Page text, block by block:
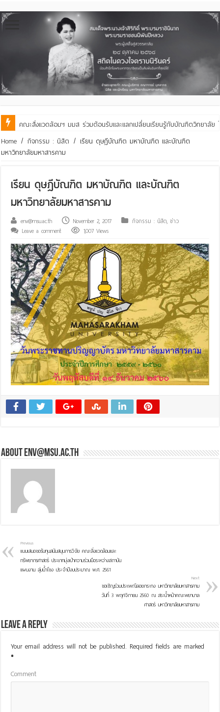
คณะสิ่งแวดล้อมฯ มมส ร่วมต้อนรับและแลกเปลี่ยนเรียนรู้กับบัณฑิตวิทยาลัย ใน
Home / กิจกรรม : นิสิต / เรียน ดุษฎีบัณฑิต มหาบัณฑิต และบัณฑิต
มหาวิทยาลัยมหาสารคาม
เรียน ดุษฎีบัณฑิต มหาบัณฑิต และบัณฑิต
มหาวิทยาลัยมหาสารคาม
env@msu.ac.th November 2, 2017 กิจกรรม : นิสิต,ข่าว
Leave a comment
1,007 Views
About env@msu.ac.th
Previous
แบบเสนอขอรับทุนสนับสนุนการวิจัย คณะสิ่งแวดล้อมและ
ทรัพยากรศาสตร์ ประเภทมุ่งเป้าความร่วมมือระหว่างสถาบัน
แผนงาน ลุ่มน้ำโขง ประจำปีงบประมาณ พ.ศ. 2561
Next
ขอเชิญร่วมประเพณีลอยกระทง มหาวิทยาลัยมหาสารคาม
วันที่ 3 พฤศจิกายน 2560 ณ สระน้ำหน้าคณะพยาบาล
ศาสตร์ มหาวิทยาลัยมหาสารคาม
Leave a Reply
Your email address will not be published. Required fields are marked
*
Comment